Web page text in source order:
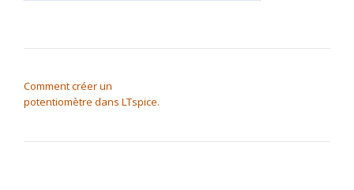
Comment créer un
potentiomètre dans LTspice.